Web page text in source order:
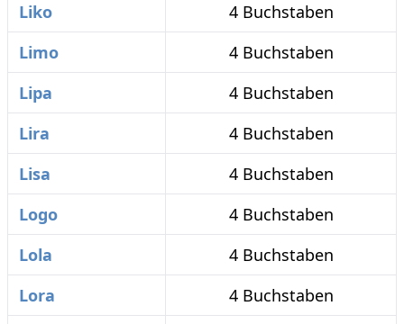
Liko
4 Buchstaben
Limo
4 Buchstaben
Lipa
4 Buchstaben
Lira
4 Buchstaben
Lisa
4 Buchstaben
Logo
4 Buchstaben
Lola
4 Buchstaben
Lora
4 Buchstaben